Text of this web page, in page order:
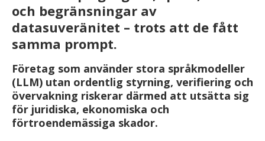
och begränsningar av
datasuveränitet – trots att de fått
samma prompt.
Företag som använder stora språkmodeller
(LLM) utan ordentlig styrning, verifiering och
övervakning riskerar därmed att utsätta sig
för juridiska, ekonomiska och
förtroendemässiga skador.